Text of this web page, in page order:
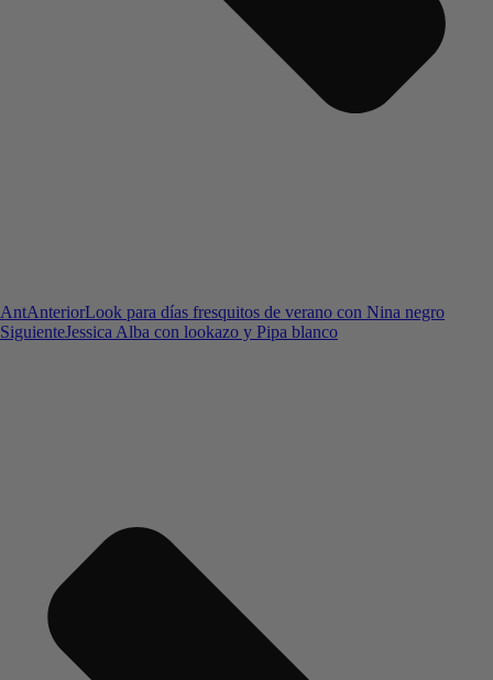
AntAnteriorLook para días fresquitos de verano con Nina negro
SiguienteJessica Alba con lookazo y Pipa blanco